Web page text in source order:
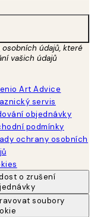
osobních údajů, které
vašich údajů
Art Advice
servis
objednávky
podmínky
ochrany osobních
o zrušení
soubory